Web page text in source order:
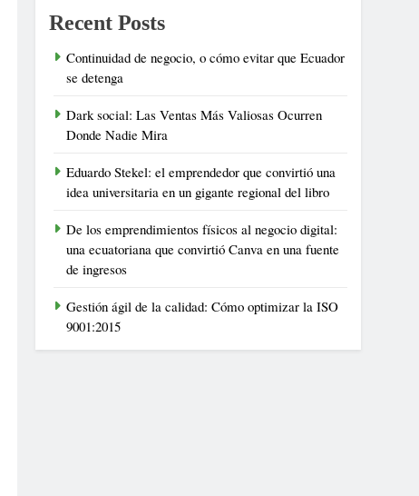
Recent Posts
Continuidad de negocio, o cómo evitar que Ecuador
se detenga
Dark social: Las Ventas Más Valiosas Ocurren
Donde Nadie Mira
Eduardo Stekel: el emprendedor que convirtió una
idea universitaria en un gigante regional del libro
De los emprendimientos físicos al negocio digital:
una ecuatoriana que convirtió Canva en una fuente
de ingresos
Gestión ágil de la calidad: Cómo optimizar la ISO
9001:2015